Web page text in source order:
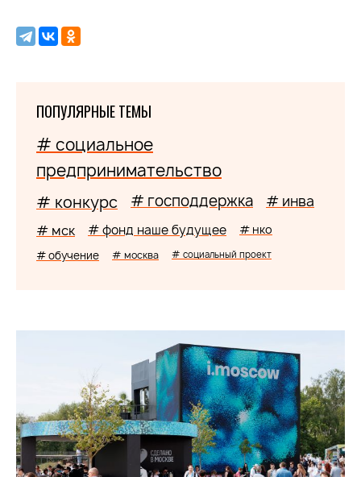
ПОПУЛЯРНЫЕ ТЕМЫ
# социальное
предпринимательство
# конкурс # господдержка # инва
# мск # фонд наше будущее # нко
# обучение # москва # социальный проект